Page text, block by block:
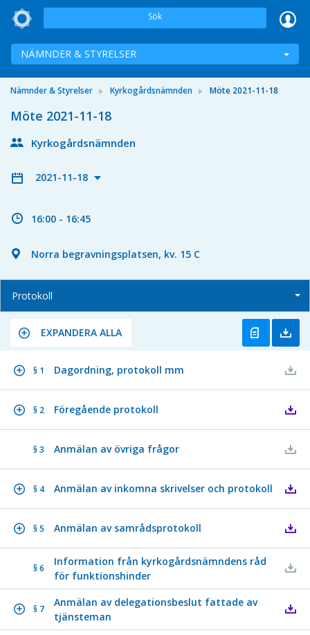
Sök
NÄMNDER & STYRELSER
Nämnder & Styrelser Kyrkogårdsnämnden Möte 2021-11-18
Möte 2021-11-18
Kyrkogårdsnämnden
2021-11-18
16:00 - 16:45
Norra begravningsplatsen, kv. 15 C
Protokoll
EXPANDERA ALLA
§ 1 Dagordning, protokoll mm
§ 2 Föregående protokoll
§ 3 Anmälan av övriga frågor
§ 4 Anmälan av inkomna skrivelser och protokoll
§ 5 Anmälan av samrådsprotokoll
§ 6
Information från kyrkogårdsnämndens råd
för funktionshinder
§ 7
Anmälan av delegationsbeslut fattade av
tjänsteman